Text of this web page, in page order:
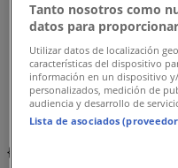
{"numCatalogs":0}
Tanto nosotros como
datos para
Utilizar datos de localización
características del dispositivo
información en un dispositivo
personalizados, medición de
audiencia y desarrollo de
Lista de asociados